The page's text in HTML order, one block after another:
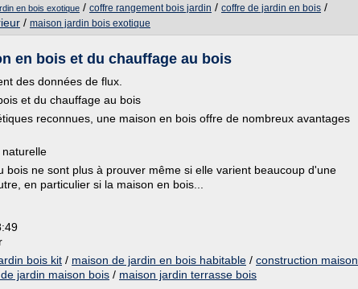
en bois exotique / coffre rangement bois jardin / coffre de jardin en bois /
/ maison jardin bois exotique
en bois et du chauffage au bois
des données de flux.
et du chauffage au bois
reconnues, une maison en bois offre de nombreux avantages
bois ne sont plus à prouver même si elle varient beaucoup d'une
en particulier si la maison en bois...
bois kit / maison de jardin en bois habitable / construction maison
jardin maison bois / maison jardin terrasse bois